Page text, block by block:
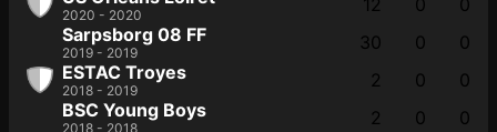
2020 - 2020 12 0
0
Sarpsborg 08 FF
2019 - 2019 30 0
0
ESTAC Troyes
2018 - 2019 2 0
0
BSC Young Boys
2018 - 2018 2 0
0